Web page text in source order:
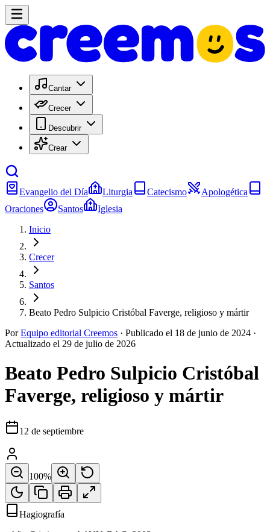
Cantar
Crecer
Descubrir
Crear
Evangelio del Día Liturgia Catecismo
Apologética
Oraciones
Santos
Iglesia
Inicio
Crecer
Santos
Beato Pedro Sulpicio Cristóbal Faverge, religioso y mártir
Por Equipo editorial Creemos · Publicado el 18 de junio de 2024 ·
Actualizado el 29 de julio de 2026
Beato Pedro Sulpicio Cristóbal
Faverge, religioso y mártir
12 de septiembre
100%
Hagiografía